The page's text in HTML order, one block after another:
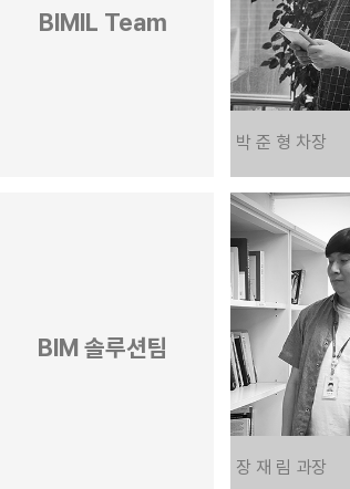
BIMIL Team
박 준 형 차장
BIM 솔루션팀
장 재 림 과장